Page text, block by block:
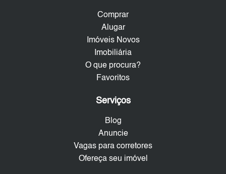
Comprar
Alugar
Imóveis Novos
Imobiliária
O que procura?
Favoritos
Serviços
Blog
Anuncie
Vagas para corretores
Ofereça seu imóvel